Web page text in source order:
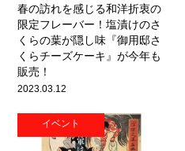
春の訪れを感じる和洋折衷の
限定フレーバー！塩漬けのさ
くらの葉が隠し味『御用邸さ
くらチーズケーキ』が今年も
販売！
2023.03.12
イベント